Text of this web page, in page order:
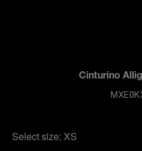
Cinturino
Select size: XS